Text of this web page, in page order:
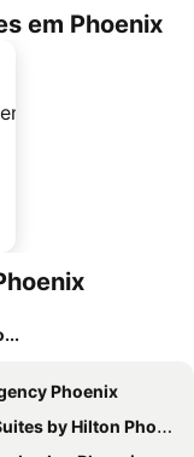
em Phoenix
Phoenix
by Hilton Phoenix Downtown